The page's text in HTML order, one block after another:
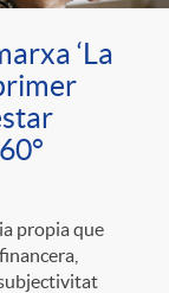
‘La
propia que